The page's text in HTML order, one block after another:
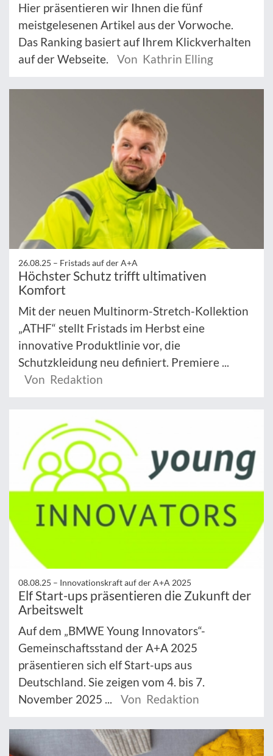
Hier präsentieren wir Ihnen die fünf
meistgelesenen Artikel aus der Vorwoche.
Das Ranking basiert auf Ihrem Klickverhalten
auf der Webseite.
Von Kathrin Elling
26.08.25 – Fristads auf der A+A
Höchster Schutz trifft ultimativen
Komfort
Mit der neuen Multinorm-Stretch-Kollektion
„ATHF“ stellt Fristads im Herbst eine
innovative Produktlinie vor, die
Schutzkleidung neu definiert. Premiere ...
Von Redaktion
08.08.25 – Innovationskraft auf der A+A 2025
Elf Start-ups präsentieren die Zukunft der
Arbeitswelt
Auf dem „BMWE Young Innovators“-
Gemeinschaftsstand der A+A 2025
präsentieren sich elf Start-ups aus
Deutschland. Sie zeigen vom 4. bis 7.
November 2025 ...
Von Redaktion